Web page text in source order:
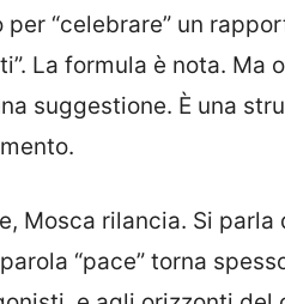
per “celebrare” un
La formula è nota. Ma
suggestione. È una
Mosca rilancia. Si parla
“pace” torna